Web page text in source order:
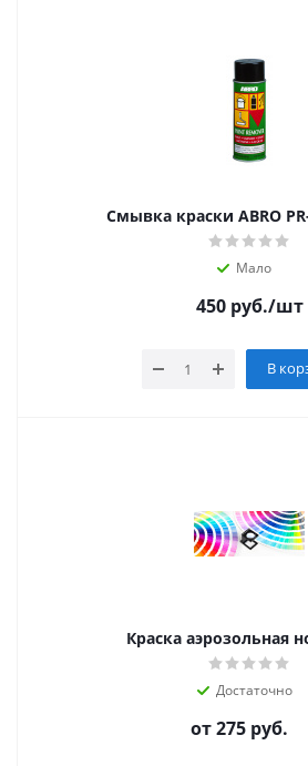
Смывка краски ABRO
Мало
450руб./шт
В
Краска аэрозольная
Достаточно
от275 руб.